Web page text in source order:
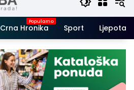
Crna Hronika Sport Ljepota i